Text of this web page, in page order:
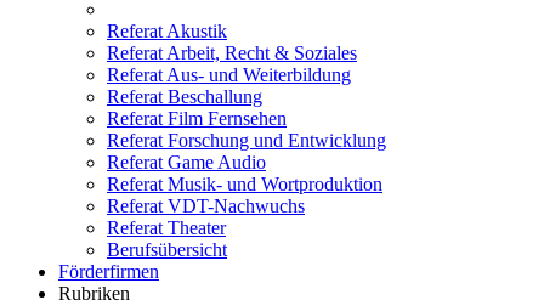
Referat Akustik
Referat Arbeit, Recht & Soziales
Referat Aus- und Weiterbildung
Referat Beschallung
Referat Film Fernsehen
Referat Forschung und Entwicklung
Referat Game Audio
Referat Musik- und Wortproduktion
Referat VDT-Nachwuchs
Referat Theater
Berufsübersicht
Förderfirmen
Rubriken